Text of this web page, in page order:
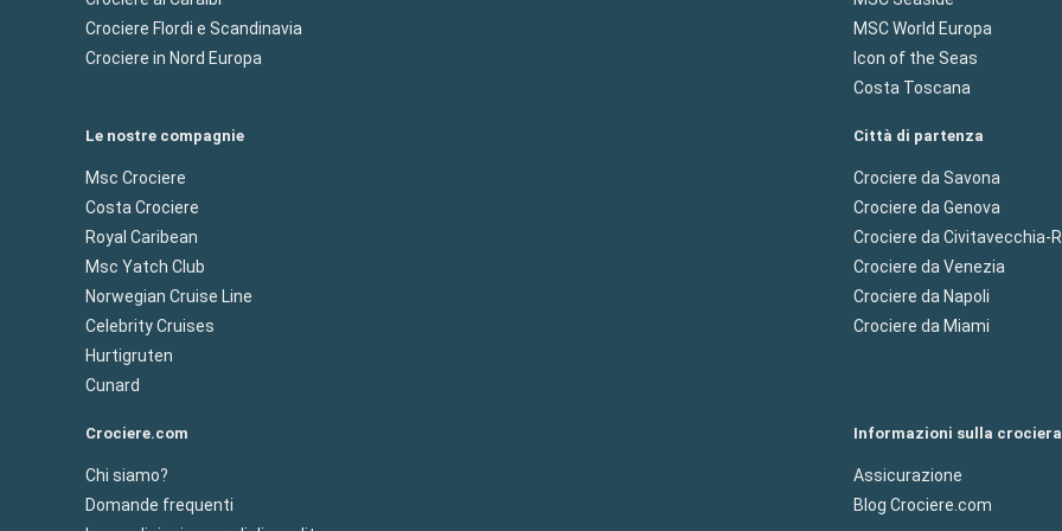
Crociere Flordi e Scandinavia
Crociere in Nord Europa
MSC World Europa
Icon of the Seas
Costa Toscana
Le nostre compagnie
Msc Crociere
Costa Crociere
Royal Caribean
Msc Yatch Club
Norwegian Cruise Line
Celebrity Cruises
Hurtigruten
Cunard
Città di partenza
Crociere da Savona
Crociere da Genova
Crociere da Civitavecchia-
Crociere da Venezia
Crociere da Napoli
Crociere da Miami
Crociere.com
Chi siamo?
Domande frequenti
Informazioni sulla crociera
Assicurazione
Blog Crociere.com